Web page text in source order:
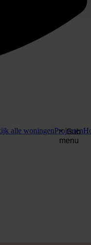
alle woningenProjecten
Sub
menu